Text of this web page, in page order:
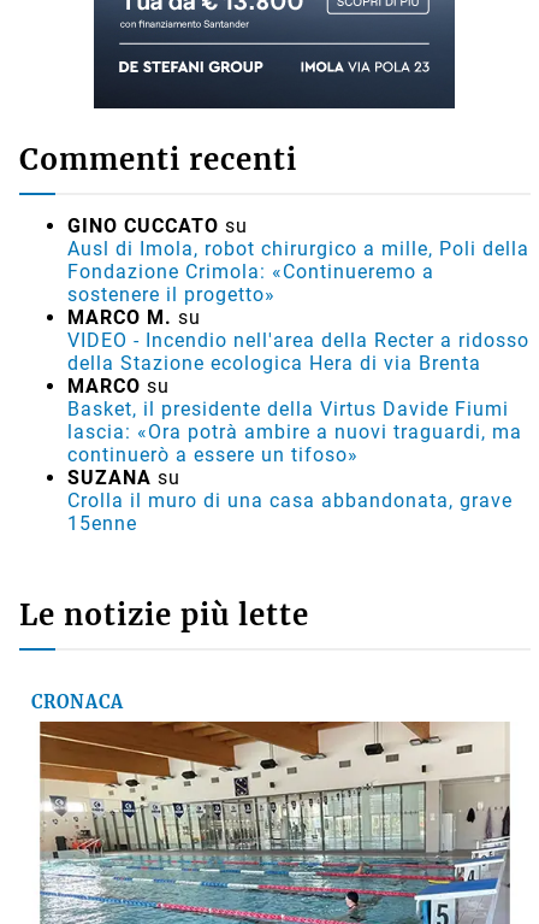
Commenti recenti
GINO CUCCATO su
Ausl di Imola, robot chirurgico a mille, Poli della
Fondazione Crimola: «Continueremo a
sostenere il progetto»
MARCO M. su
VIDEO - Incendio nell'area della Recter a ridosso
della Stazione ecologica Hera di via Brenta
MARCO su
Basket, il presidente della Virtus Davide Fiumi
lascia: «Ora potrà ambire a nuovi traguardi, ma
continuerò a essere un tifoso»
SUZANA su
Crolla il muro di una casa abbandonata, grave
15enne
Le notizie più lette
CRONACA